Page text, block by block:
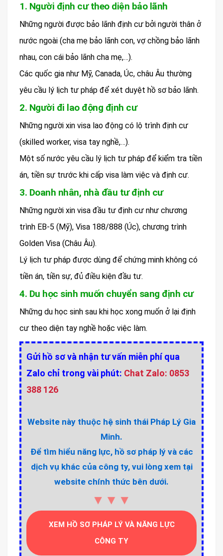
1. Người định cư theo diện bảo lãnh
Những người được bảo lãnh định cư bởi người thân ở
nước ngoài (cha mẹ bảo lãnh con, vợ chồng bảo lãnh
nhau, con cái bảo lãnh cha mẹ,…).
Các quốc gia như Mỹ, Canada, Úc, châu Âu thường
yêu cầu lý lịch tư pháp để xét duyệt hồ sơ bảo lãnh.
2. Người đi lao động định cư
Những người xin visa lao động có lộ trình định cư
(skilled worker, visa tay nghề,…).
Một số nước yêu cầu lý lịch tư pháp để kiểm tra tiền
án, tiền sự trước khi cấp visa làm việc và định cư.
3. Doanh nhân, nhà đầu tư định cư
Những người xin visa đầu tư định cư như chương
trình EB-5 (Mỹ), Visa 188/888 (Úc), chương trình
Golden Visa (Châu Âu).
Lý lịch tư pháp được dùng để chứng minh không có
tiền án, tiền sự, đủ điều kiện đầu tư.
4. Du học sinh muốn chuyển sang định cư
Những du học sinh sau khi học xong muốn ở lại định
cư theo diện tay nghề hoặc việc làm.
Gửi hồ sơ và nhận tư vấn miễn phí qua
Zalo chỉ trong vài phút: Chat Zalo: 0853
388 126
Website này thuộc hệ sinh thái Pháp Lý Gia
Minh.
Để tìm hiểu năng lực, hồ sơ pháp lý và các
dịch vụ khác của công ty, vui lòng xem tại
website chính thức bên dưới.
▼▼▼
XEM HỒ SƠ PHÁP LÝ VÀ NĂNG LỰC
CÔNG TY